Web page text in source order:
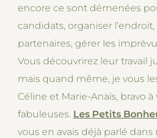
encore ce sont démenées
candidats, organiser
partenaires, gérer les
Vous découvrirez leur travail
mais quand même, je vous
Céline et Marie-Anaïs, bravo à
fabuleuses. Les Petits
vous en avais déjà parlé dans